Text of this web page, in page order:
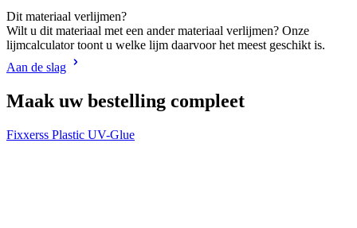
Dit materiaal verlijmen?
Wilt u dit materiaal met een ander materiaal verlijmen? Onze
lijmcalculator toont u welke lijm daarvoor het meest geschikt is.
Aan de slag
Maak uw bestelling compleet
Fixxerss Plastic UV-Glue